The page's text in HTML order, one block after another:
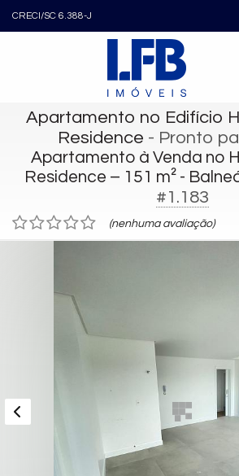
CRECI/SC 6.388-J
Apartamento no Edifício
Residence - Pronto
Apartamento à Venda no
Residence – 151 m² -
#1.183
(nenhuma avaliação)